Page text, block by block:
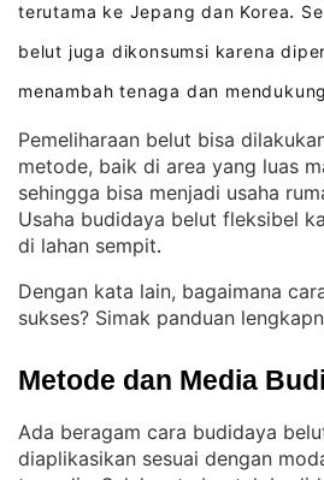
terutama ke Jepang dan Korea.
belut juga dikonsumsi karena
menambah tenaga dan
Pemeliharaan belut bisa
metode, baik di area yang luas
sehingga bisa menjadi usaha
Usaha budidaya belut fleksibel
di lahan sempit.
Dengan kata lain, bagaimana
sukses? Simak panduan
Metode dan Media
Ada beragam cara budidaya
diaplikasikan sesuai dengan